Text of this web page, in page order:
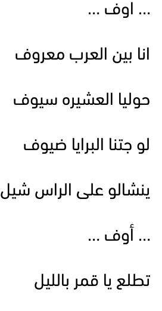
… اوف …
انا بين العرب معروف
حوليا العشيره سيوف
لو جتنا البرايا ضيوف
ينشالو على الراس شيل
… أوف …
تطلع يا قمر بالليل